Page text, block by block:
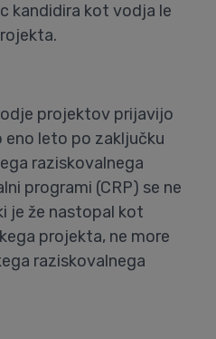
kandidira kot vodja le
projektov prijavijo
eno leto po zaključku
raziskovalnega
programi (CRP) se ne
je že nastopal kot
projekta, ne more
raziskovalnega